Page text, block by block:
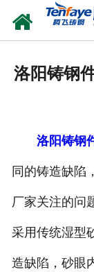
洛阳铸钢
洛阳铸钢
同的铸造缺陷
厂家关注的问
采用传统湿型
造缺陷，砂眼